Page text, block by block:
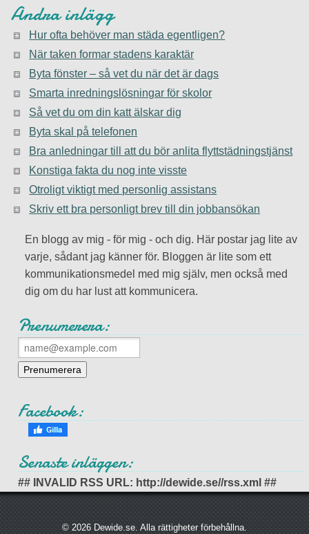
Andra inlägg
Hur ofta behöver man städa egentligen?
När taken formar stadens karaktär
Byta fönster – så vet du när det är dags
Smarta inredningslösningar för skolor
Så vet du om din katt älskar dig
Byta skal på telefonen
Bra anledningar till att du bör anlita flyttstädningstjänst
Konstiga fakta du nog inte visste
Otroligt viktigt med personlig assistans
Skriv ett bra personligt brev till din jobbansökan
En blogg av mig - för mig - och dig. Här postar jag lite av
varje, sådant jag känner för. Bloggen är lite som ett
kommunikationsmedel med mig själv, men också med
dig om du har lust att kommunicera.
Prenumerera:
Facebook:
Senaste inläggen:
## INVALID RSS URL: http://dewide.se//rss.xml ##
© 2026 Dewide.se. Alla rättigheter förbehållna.